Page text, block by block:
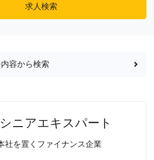
求人検索
容から検索
ニアエキスパート
社を置くファイナンス企業